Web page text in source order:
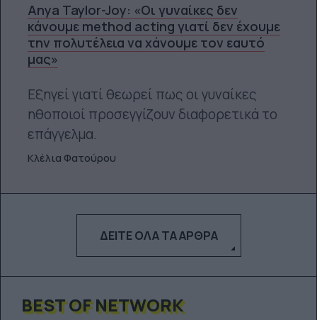
Anya Taylor-Joy: «Οι γυναίκες δεν
κάνουμε method acting γιατί δεν έχουμε
την πολυτέλεια να χάνουμε τον εαυτό
μας»
Εξηγεί γιατί θεωρεί πως οι γυναίκες
ηθοποιοί προσεγγίζουν διαφορετικά το
επάγγελμα.
Κλέλια Φατούρου
ΔΕΊΤΕ ΌΛΑ ΤΑ ΆΡΘΡΑ
BEST OF NETWORK